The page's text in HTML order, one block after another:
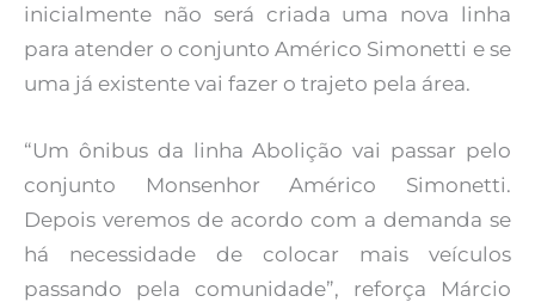
inicialmente não será criada uma nova linha
para atender o conjunto Américo Simonetti e se
uma já existente vai fazer o trajeto pela área.
“Um ônibus da linha Abolição vai passar pelo
conjunto Monsenhor Américo Simonetti.
Depois veremos de acordo com a demanda se
há necessidade de colocar mais veículos
passando pela comunidade”, reforça Márcio